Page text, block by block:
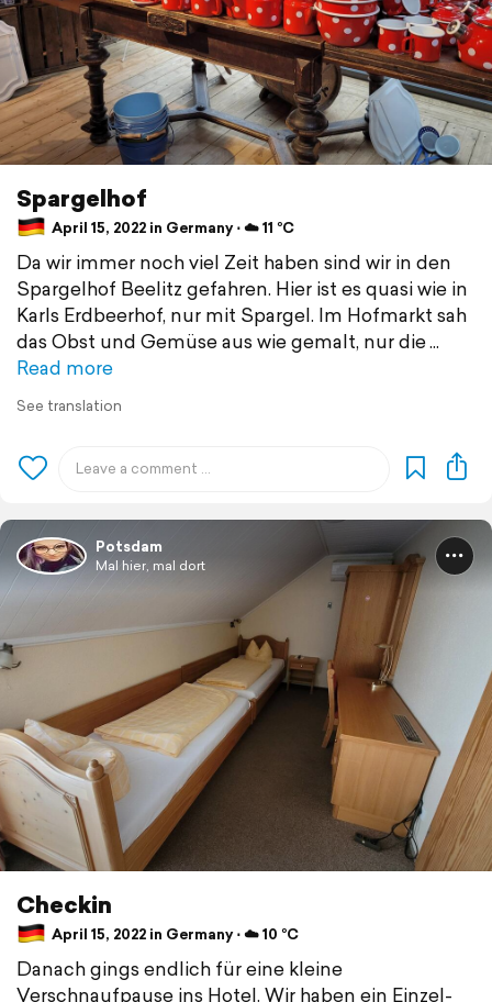
Spargelhof
April 15, 2022 in Germany ⋅ ☁️ 11 °C
Da wir immer noch viel Zeit haben sind wir in den
Spargelhof Beelitz gefahren. Hier ist es quasi wie in
Karls Erdbeerhof, nur mit Spargel. Im Hofmarkt sah
das Obst und Gemüse aus wie gemalt, nur die
Read more
See translation
Potsdam
Mal hier, mal dort
Checkin
April 15, 2022 in Germany ⋅ ☁️ 10 °C
Danach gings endlich für eine kleine
Verschnaufpause ins Hotel. Wir haben ein Einzel-